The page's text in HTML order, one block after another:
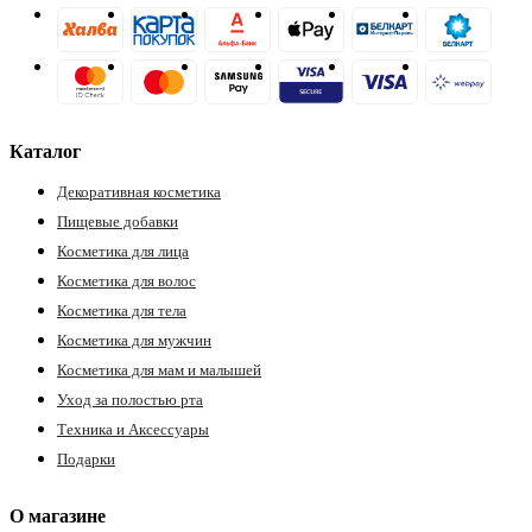
Каталог
Декоративная косметика
Пищевые добавки
Косметика для лица
Косметика для волос
Косметика для тела
Косметика для мужчин
Косметика для мам и малышей
Уход за полостью рта
Техника и Аксессуары
Подарки
О магазине